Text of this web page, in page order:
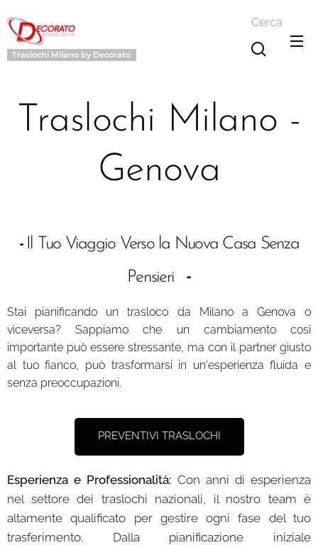
Traslochi Milano by Decorato
Cerca
Traslochi Milano -
Genova
- Il Tuo Viaggio Verso la Nuova Casa Senza
Pensieri
-
Stai pianificando un trasloco da Milano a Genova o
viceversa? Sappiamo che un cambiamento così
importante può essere stressante, ma con il partner giusto
al tuo fianco, può trasformarsi in un'esperienza fluida e
senza preoccupazioni.
PREVENTIVI TRASLOCHI
Esperienza e Professionalità: Con anni di esperienza
nel settore dei traslochi nazionali, il nostro team è
altamente qualificato per gestire ogni fase del tuo
trasferimento. Dalla pianificazione iniziale